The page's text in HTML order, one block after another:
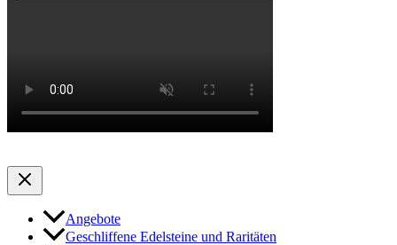
Angebote
Geschliffene Edelsteine und Raritäten